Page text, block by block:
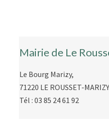
Mairie de Le
Le Bourg Marizy,
71220 LE ROUSSET-MARIZY
Tél : 03 85 24 61 92